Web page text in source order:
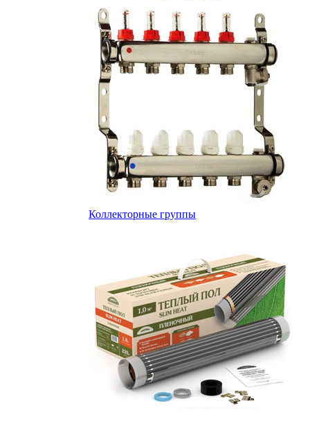
Коллекторные группы